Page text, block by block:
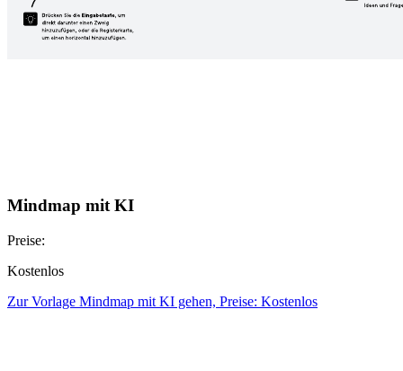
Mindmap mit KI
Preise:
Kostenlos
Zur Vorlage Mindmap mit KI gehen, Preise: Kostenlos